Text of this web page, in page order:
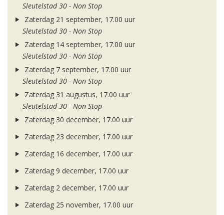
Sleutelstad 30 - Non Stop
Zaterdag 21 september, 17.00 uur
Sleutelstad 30 - Non Stop
Zaterdag 14 september, 17.00 uur
Sleutelstad 30 - Non Stop
Zaterdag 7 september, 17.00 uur
Sleutelstad 30 - Non Stop
Zaterdag 31 augustus, 17.00 uur
Sleutelstad 30 - Non Stop
Zaterdag 30 december, 17.00 uur
Zaterdag 23 december, 17.00 uur
Zaterdag 16 december, 17.00 uur
Zaterdag 9 december, 17.00 uur
Zaterdag 2 december, 17.00 uur
Zaterdag 25 november, 17.00 uur